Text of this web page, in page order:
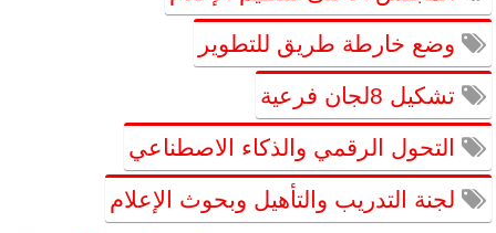
وضع خارطة طريق للتطوير
تشكيل 8لجان فرعية
التحول الرقمي والذكاء الاصطناعي
لجنة التدريب والتأهيل وبحوث الإعلام